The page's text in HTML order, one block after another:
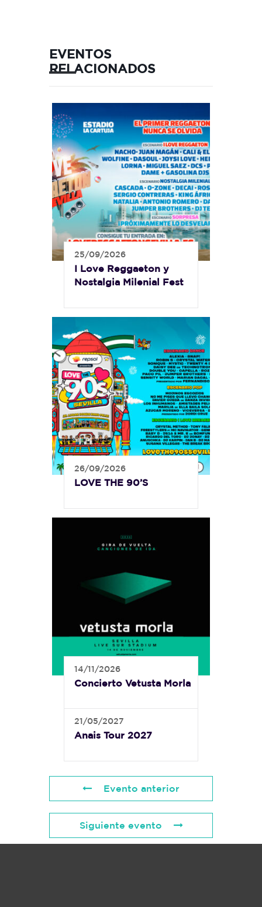
EVENTOS
RELACIONADOS
25/09/2026
I Love Reggaeton y
Nostalgia Milenial Fest
26/09/2026
LOVE THE 90’S
14/11/2026
Concierto Vetusta Morla
21/05/2027
Anais Tour 2027
Evento anterior
Siguiente evento